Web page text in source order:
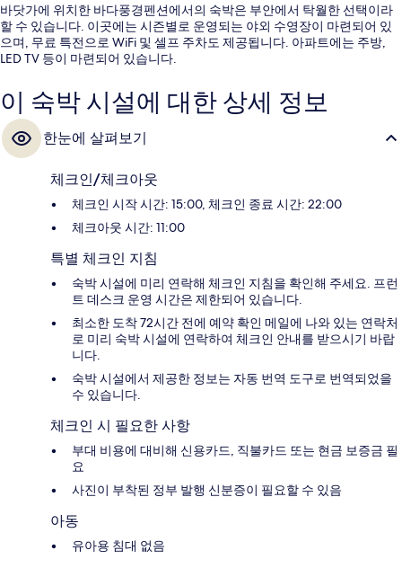
바닷가에 위치한 바다풍경펜션에서의 숙박은 부안에서 탁월한 선택이라
할 수 있습니다. 이곳에는 시즌별로 운영되는 야외 수영장이 마련되어 있
으며, 무료 특전으로 WiFi 및 셀프 주차도 제공됩니다. 아파트에는 주방,
LED TV 등이 마련되어 있습니다.
이 숙박 시설에 대한 상세 정보
한눈에 살펴보기
체크인/체크아웃
체크인 시작 시간: 15:00, 체크인 종료 시간: 22:00
체크아웃 시간: 11:00
특별 체크인 지침
숙박 시설에 미리 연락해 체크인 지침을 확인해 주세요. 프런
트 데스크 운영 시간은 제한되어 있습니다.
최소한 도착 72시간 전에 예약 확인 메일에 나와 있는 연락처
로 미리 숙박 시설에 연락하여 체크인 안내를 받으시기 바랍
니다.
숙박 시설에서 제공한 정보는 자동 번역 도구로 번역되었을
수 있습니다.
체크인 시 필요한 사항
부대 비용에 대비해 신용카드, 직불카드 또는 현금 보증금 필
요
사진이 부착된 정부 발행 신분증이 필요할 수 있음
아동
유아용 침대 없음